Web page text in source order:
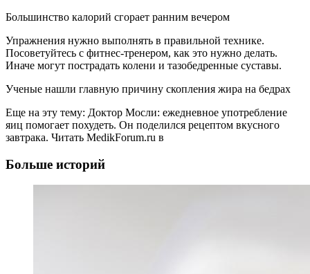
Большинство калорий сгорает ранним вечером
Упражнения нужно выполнять в правильной технике.
Посоветуйтесь с фитнес-тренером, как это нужно делать.
Иначе могут пострадать колени и тазобедренные суставы.
Ученые нашли главную причину скопления жира на бедрах
Еще на эту тему: Доктор Мосли: ежедневное употребление
яиц помогает похудеть. Он поделился рецептом вкусного
завтрака. Читать MedikForum.ru в
Больше историй